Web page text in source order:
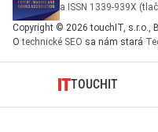
a ISSN 1339-939X
Copyright © 2026 touchIT, s.r.o.,
Otechnické SEO sa nám stará
TOUCHIT